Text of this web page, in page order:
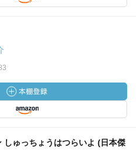
しゅっちょうはつらいよ (日本傑